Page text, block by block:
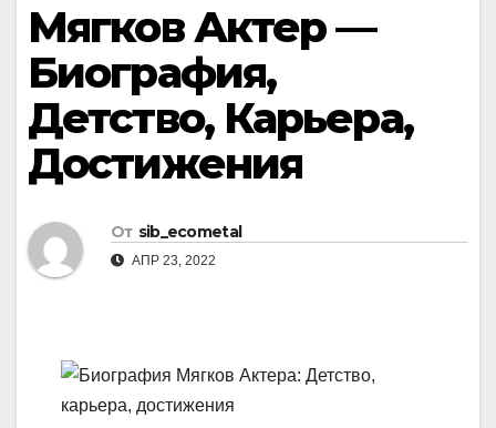
Мягков Актер —
Биография,
Детство, Карьера,
Достижения
От sib_ecometal
АПР 23, 2022